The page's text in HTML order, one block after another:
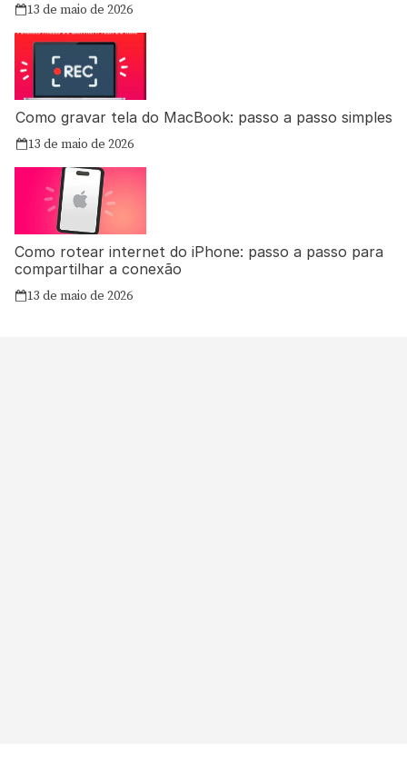
13 de maio de 2026
Como gravar tela do MacBook: passo a passo simples
13 de maio de 2026
Como rotear internet do iPhone: passo a passo para
compartilhar a conexão
13 de maio de 2026